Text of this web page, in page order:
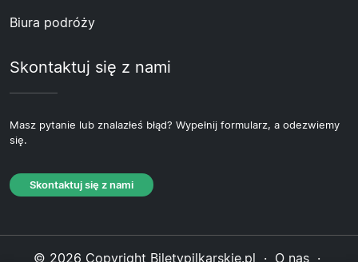
Biura podróży
Skontaktuj się z nami
Masz pytanie lub znalazłeś błąd? Wypełnij formularz, a odezwiemy
się.
Skontaktuj się z nami
© 2026 Copyright Biletypilkarskie.pl · O nas ·